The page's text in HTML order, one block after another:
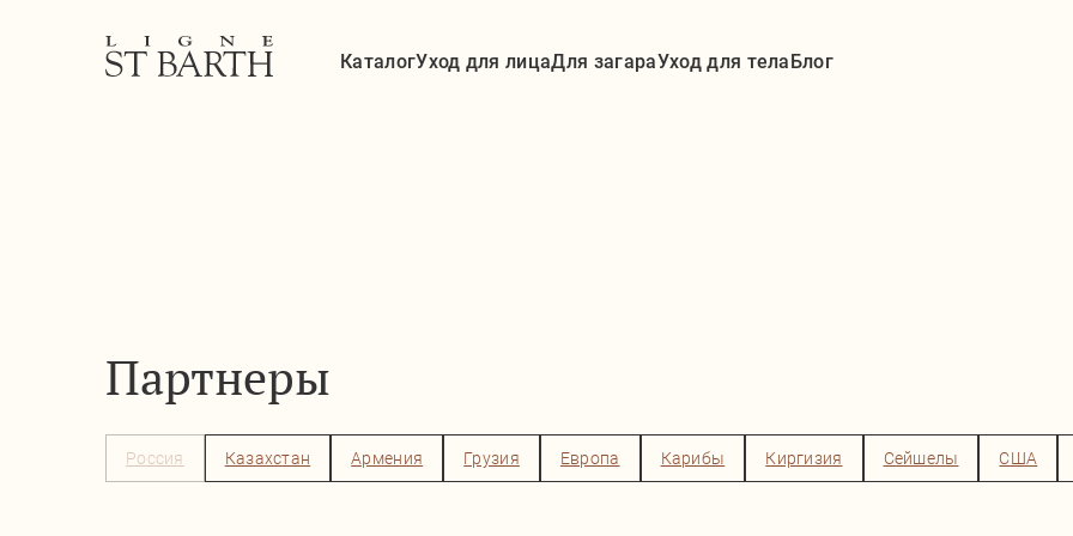
КаталогУход для лицаДля загараУход для телаБлог
Партнеры
Россия Казахстан Армения Грузия Европа Карибы Киргизия Сейшелы США